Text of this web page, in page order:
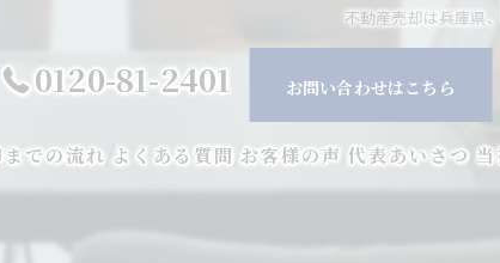
不動産売却は兵庫県
0120-81-2401 お問い合わせはこちら
での流れ よくある質問 お客様の声 代表あいさつ